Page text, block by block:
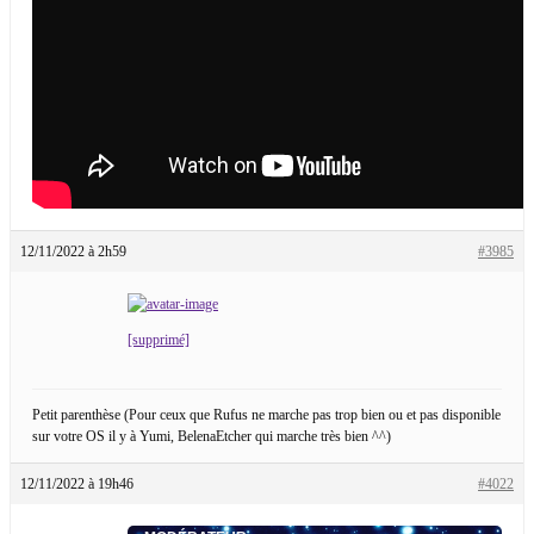
12/11/2022 à 2h59 #3985
[supprimé]
Petit parenthèse (Pour ceux que Rufus ne marche pas trop bien ou et pas disponible
sur votre OS il y à Yumi, BelenaEtcher qui marche très bien ^^)
12/11/2022 à 19h46 #4022